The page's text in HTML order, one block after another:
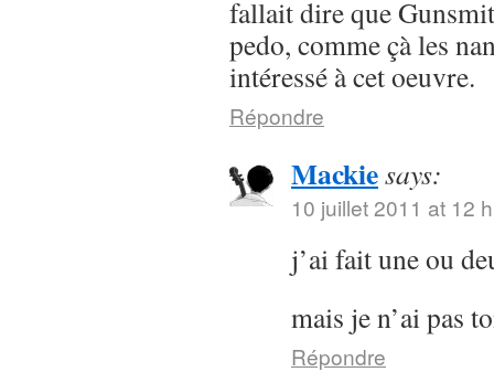
fallait dire que
pedo, comme çà les
intéressé à cet oeuvre.
Répondre
Mackiesays:
10 juillet 2011 at 12
j’ai fait une ou
mais je n’ai pas
Répondre